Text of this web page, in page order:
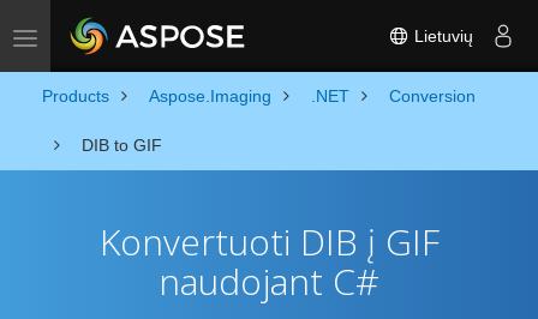
Toggle navigation Lietuvių
Products Aspose.Imaging .NET Conversion
DIB to GIF
Konvertuoti DIB į GIF
naudojant C#